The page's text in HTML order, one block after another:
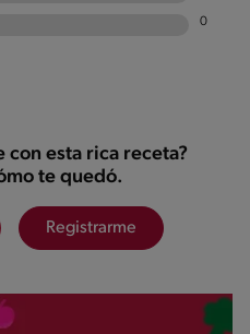
0
con esta rica receta?
te quedó.
Registrarme